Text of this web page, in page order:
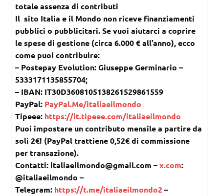
totale assenza di contributi
Il sito Italia e il Mondo non riceve finanziamenti
pubblici o pubblicitari. Se vuoi aiutarci a coprire
le spese di gestione (circa 6.000 € all’anno), ecco
come puoi contribuire:
– Postepay Evolution: Giuseppe Germinario –
5333171135855704;
– IBAN: IT30D3608105138261529861559
PayPal: PayPal.Me/italiaeilmondo
Tipeee: https://it.tipeee.com/italiaeilmondo
Puoi impostare un contributo mensile a partire da
soli 2€! (PayPal trattiene 0,52€ di commissione
per transazione).
Contatti: italiaeilmondo@gmail.com –x.com:
@italiaeilmondo –
Telegram: https://t.me/italiaeilmondo2–